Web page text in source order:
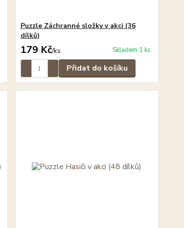
Puzzle Záchranné složky v akci (36
dílků)
179 Kč/ks Skladem 1 ks
Přidat do košíku